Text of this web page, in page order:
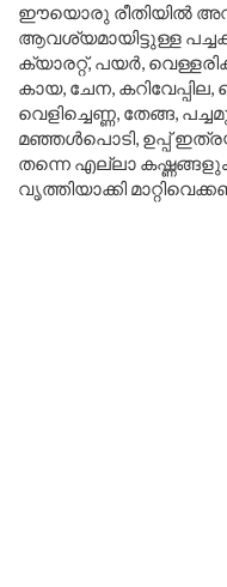
ഈയൊരു രീതിയിൽ
ആവശ്യമായിട്ടുള്ള
ക്യാരറ്റ്, പയർ,
കായ, ചേന,
വെളിച്ചെണ്ണ, തേങ്ങ,
മഞ്ഞൾപൊടി, ഉപ്പ്
തന്നെ എല്ലാ
വൃത്തിയാക്കി